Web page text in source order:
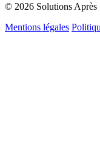
© 2026 Solutions Après
Mentions légales